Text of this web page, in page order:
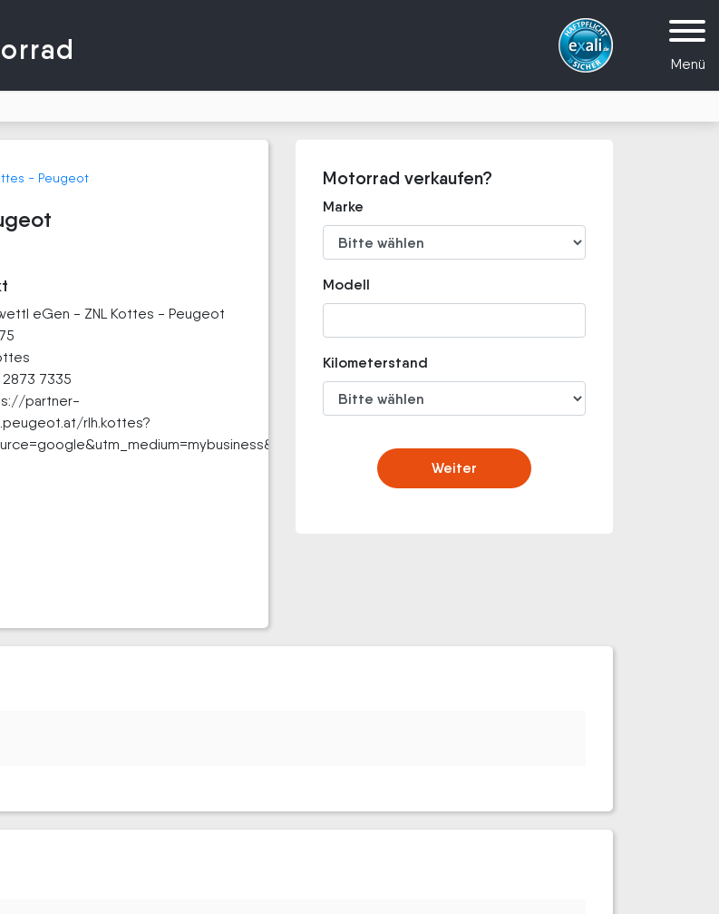
Menü
- Peugeot
eGen - ZNL Kottes - Peugeot
7335
partner-
rlh.kottes?
Motorrad verkaufen?
Marke
Modell
Kilometerstand
Weiter